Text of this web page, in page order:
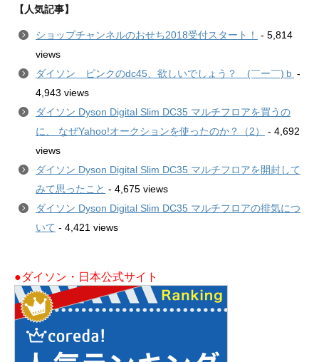
【人気記事】
ショップチャンネルのおせち2018受付スタート！
- 5,814
views
ダイソン ピンクのdc45、欲しいでしょう？ (￣ー￣)ｂ -
4,943 views
ダイソン Dyson Digital Slim DC35 マルチフロアを買うの
に、 なぜYahoo!オークションを使ったのか？（2）
- 4,692
views
ダイソン Dyson Digital Slim DC35 マルチフロアを開封して
みて思ったこと - 4,675 views
ダイソン Dyson Digital Slim DC35 マルチフロアの排気につ
いて - 4,421 views
●ダイソン・日本公式サイト